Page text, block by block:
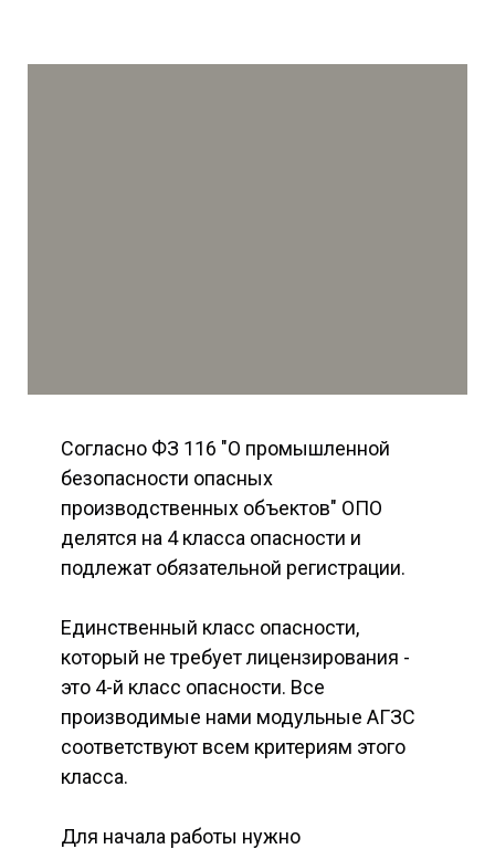
Согласно ФЗ 116 "О промышленной
безопасности опасных
производственных объектов" ОПО
делятся на 4 класса опасности и
подлежат обязательной регистрации.
Единственный класс опасности,
который не требует лицензирования -
это 4-й класс опасности. Все
производимые нами модульные АГЗС
соответствуют всем критериям этого
класса.
Для начала работы нужно